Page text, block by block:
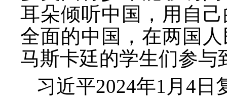
耳朵倾听中国，用自
全面的中国，在两国
马斯卡廷的学生们参与
习近平2024年1月4日